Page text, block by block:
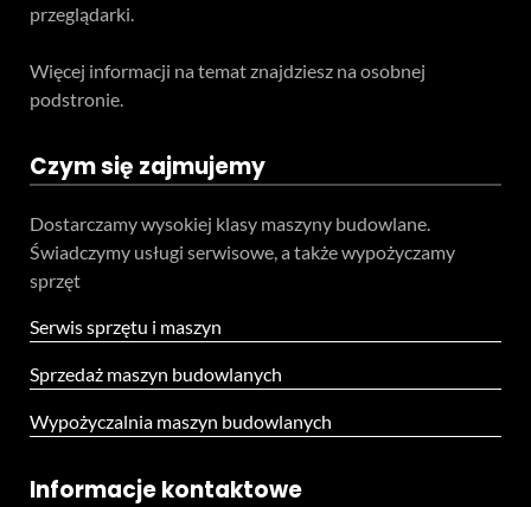
przeglądarki.
Więcej informacji na temat znajdziesz na osobnej
podstronie.
Czym się zajmujemy
Dostarczamy wysokiej klasy maszyny budowlane.
Świadczymy usługi serwisowe, a także wypożyczamy
sprzęt
Serwis sprzętu i maszyn
Sprzedaż maszyn budowlanych
Wypożyczalnia maszyn budowlanych
Informacje kontaktowe